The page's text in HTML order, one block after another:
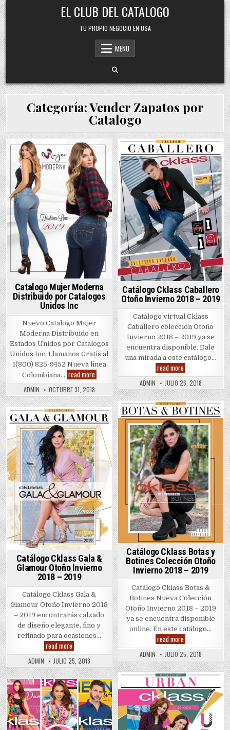
Skip
to
content
EL CLUB DEL CATALOGO
TU PROPIO NEGOCIO EN USA
MENU
Categoría:Vender Zapatos por
Catalogo
Posted
in
Catalogo Mujer Moderna
Distribuido por Catalogos
Unidos Inc
Nuevo Catalogo Mujer
Moderna Distribuido en
Estados Unidos por Catalogos
Unidos Inc. Llamanos Gratis al
1(800) 825-9452 Nueva linea
Colombiana… read moreCatalogo
Mujer
Moderna
Distribuido
por
Catalogos
Unidos
Inc
ADMIN OCTUBRE 31, 2018
Posted
in
Catálogo Cklass Caballero
Otoño Invierno 2018 – 2019
Catálogo virtual Cklass
Caballero colección Otoño
Invierno 2018 – 2019 ya se
encuentra disponible. Dale
una mirada a este catálogo…
read more
Cklass
Caballero
Otoño
Invierno
2018
–
2019
ADMIN JULIO 26, 2018
Posted
in
Catálogo Cklass Botas y
Botines Colección Otoño
Invierno 2018 – 2019
Catálogo Cklass Botas &
Botines Nueva Colección
Otoño Invierno 2018 – 2019
ya se encuentra disponible
online. En este catálogo…
read more
Cklass
Botas
y
Botines
Colección
Otoño
Invierno
2018
–
2019
ADMIN JULIO 25, 2018
Posted
in
Catálogo Cklass Gala &
Glamour Otoño Invierno
2018 – 2019
Catálogo Cklass Gala &
Glamour Otoño Invierno 2018
– 2019 encontrarás calzado
de diseño elegante, fino y
refinado para ocasiones…
read more
Cklass
Gala
&
Glamour
Otoño
Invierno
2018
–
2019
ADMIN JULIO 25, 2018
Posted
in
Posted
in